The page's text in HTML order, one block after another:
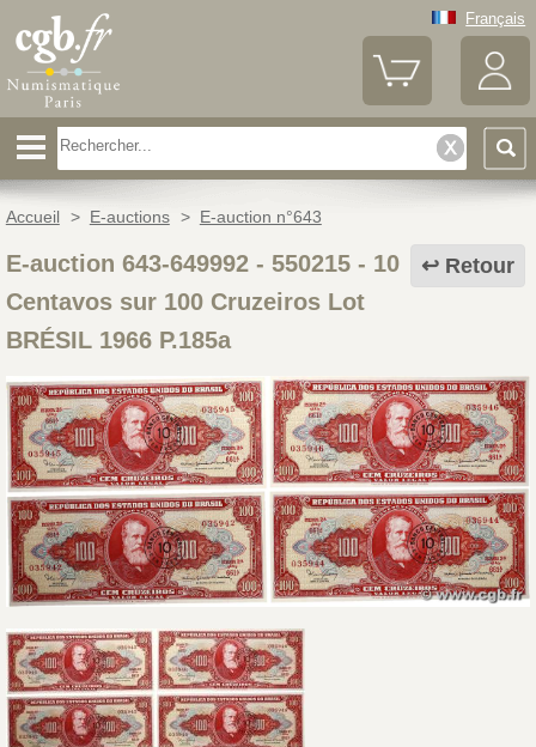
Français
Accueil > E-auctions > E-auction n°643
Retour
E-auction 643-649992 - 550215- 10
Centavos sur 100 Cruzeiros Lot
BRÉSIL 1966 P.185a